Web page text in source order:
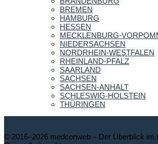
BREMEN
HAMBURG
HESSEN
MECKLENBURG-
NIEDERSACHSEN
NORDRHEIN-WESTFALEN
RHEINLAND-PFALZ
SAARLAND
SACHSEN
SACHSEN-ANHALT
SCHLESWIG-HOLSTEIN
THÜRINGEN
© 2016–2026 medconweb – Der Überblick im